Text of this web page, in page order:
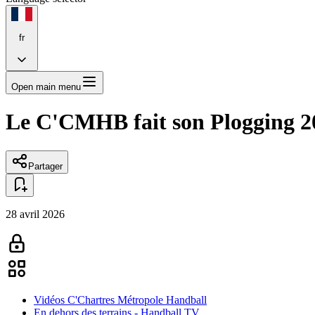
fr
Open main menu
Le C'CMHB fait son Plogging
Partager
28 avril 2026
Vidéos C'Chartres Métropole Handball
En dehors des terrains - Handball TV